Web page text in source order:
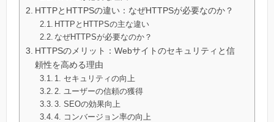
HTTPとHTTPSの違い：なぜHTTPSが必要なのか？
HTTPとHTTPSの主な違い
なぜHTTPSが必要なのか？
HTTPSのメリット：Webサイトのセキュリティと信
頼性を高める理由
1. セキュリティの向上
2. ユーザーの信頼の獲得
3. SEOの効果向上
4. コンバージョン率の向上